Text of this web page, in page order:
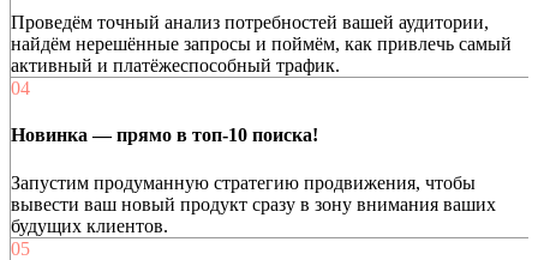
Проведём точный анализ потребностей вашей аудитории,
найдём нерешённые запросы и поймём, как привлечь самый
активный и платёжеспособный трафик.
04
Новинка — прямо в топ-10 поиска!
Запустим продуманную стратегию продвижения, чтобы
вывести ваш новый продукт сразу в зону внимания ваших
будущих клиентов.
05